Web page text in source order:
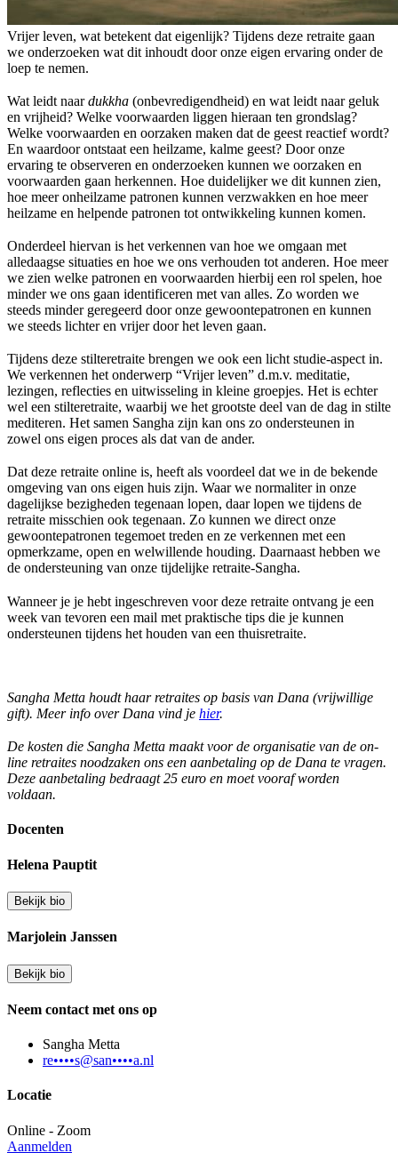
Vrijer leven, wat betekent dat eigenlijk? Tijdens deze retraite gaan
we onderzoeken wat dit inhoudt door onze eigen ervaring onder de
loep te nemen.
Wat leidt naardukkha (onbevredigendheid) en wat leidt naar geluk
en vrijheid? Welke voorwaarden liggen hieraan ten grondslag?
Welke voorwaarden en oorzaken maken dat de geest reactief wordt?
En waardoor ontstaat een heilzame, kalme geest? Door onze
ervaring te observeren en onderzoeken kunnen we oorzaken en
voorwaarden gaan herkennen. Hoe duidelijker we dit kunnen zien,
hoe meer onheilzame patronen kunnen verzwakken en hoe meer
heilzame en helpende patronen tot ontwikkeling kunnen komen.
Onderdeel hiervan is het verkennen van hoe we omgaan met
alledaagse situaties en hoe we ons verhouden tot anderen. Hoe meer
we zien welke patronen en voorwaarden hierbij een rol spelen, hoe
minder we ons gaan identificeren met van alles. Zo worden we
steeds minder geregeerd door onze gewoontepatronen en kunnen
we steeds lichter en vrijer door het leven gaan.
Tijdens deze stilteretraite brengen we ook een licht studie-aspect in.
We verkennen het onderwerp “Vrijer leven” d.m.v. meditatie,
lezingen, reflecties en uitwisseling in kleine groepjes. Het is echter
wel een stilteretraite, waarbij we het grootste deel van de dag in stilte
mediteren. Het samen Sangha zijn kan ons zo ondersteunen in
zowel ons eigen proces als dat van de ander.
Dat deze retraite online is, heeft als voordeel dat we in de bekende
omgeving van ons eigen huis zijn. Waar we normaliter in onze
dagelijkse bezigheden tegenaan lopen, daar lopen we tijdens de
retraite misschien ook tegenaan. Zo kunnen we direct onze
gewoontepatronen tegemoet treden en ze verkennen met een
opmerkzame, open en welwillende houding. Daarnaast hebben we
de ondersteuning van onze tijdelijke retraite-Sangha.
Wanneer je je hebt ingeschreven voor deze retraite ontvang je een
week van tevoren een mail met praktische tips die je kunnen
ondersteunen tijdens het houden van een thuisretraite.
Sangha Metta houdt haar retraites op basis van Dana (vrijwillige
gift). Meer info over Dana vind je hier.
De kosten die Sangha Metta maakt voor de organisatie van de on-
line retraites noodzaken ons een aanbetaling op de Dana te vragen.
Deze aanbetaling bedraagt 25 euro en moet vooraf worden
voldaan.
Docenten
Helena Pauptit
Bekijk bio
Marjolein Janssen
Bekijk bio
Neem contact met ons op
Sangha Metta
re••••s@san••••a.nl
Locatie
Online - Zoom
Aanmelden